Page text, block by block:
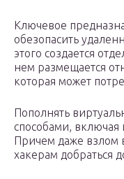
Ключевое
обезопасить
этого создается
нем размещается
которая может
Пополнять
способами, включая
Причем даже взлом
хакерам добраться